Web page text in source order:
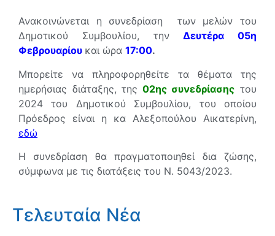
Ανακοινώνεται η συνεδρίαση των μελών του
Δημοτικού Συμβουλίου, τηνΔευτέρα 05η
Φεβρουαρίου και ώρα 17:00.
Μπορείτε να πληροφορηθείτε τα θέματα της
ημερήσιας διάταξης, της 02ης συνεδρίασης του
2024 του Δημοτικού Συμβουλίου, του οποίου
Πρόεδρος είναι η κα Αλεξοπούλου Αικατερίνη,
εδώ
Η συνεδρίαση θα πραγματοποιηθεί δια ζώσης,
σύμφωνα με τις διατάξεις του Ν. 5043/2023.
Τελευταία Νέα